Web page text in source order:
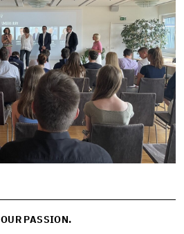
OUR PASSION.